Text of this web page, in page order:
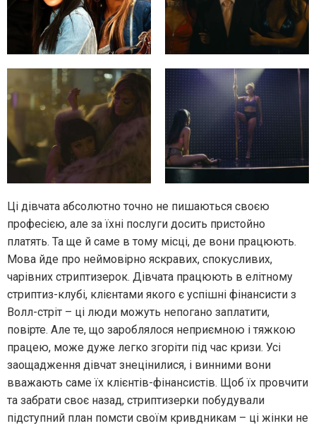
Ці дівчата абсолютно точно не пишаються своєю
професією, але за їхні послуги досить пристойно
платять. Та ще й саме в тому місці, де вони працюють.
Мова йде про неймовірно яскравих, спокусливих,
чарівних стриптизерок. Дівчата працюють в елітному
стриптиз-клубі, клієнтами якого є успішні фінансисти з
Волл-стріт – ці люди можуть непогано заплатити,
повірте. Але те, що зароблялося неприємною і тяжкою
працею, може дуже легко згоріти під час кризи. Усі
заощадження дівчат знецінилися, і винними вони
вважають саме їх клієнтів-фінансистів. Щоб їх провчити
та забрати своє назад, стриптизерки побудували
підступний план помсти своїм кривдникам – ці жінки не